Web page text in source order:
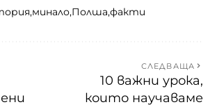
минало Полша факти
СЛЕДВАЩА
10 важни урока,
които научаваме